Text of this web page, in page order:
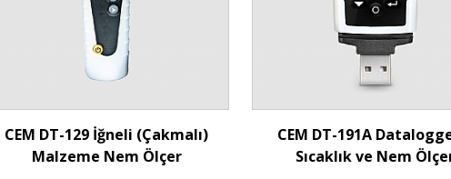
İncele
CEM DT-129 İğneli (Çakmalı)
Malzeme Nem Ölçer
İncele
CEM DT-191A
Sıcaklık ve Nem